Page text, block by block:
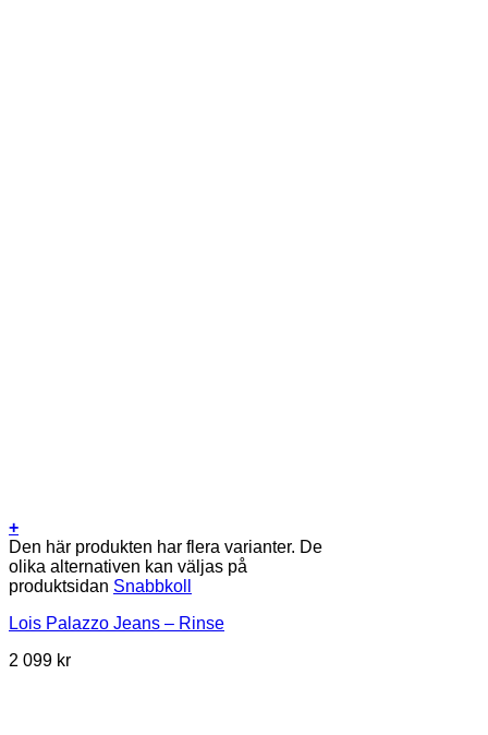
+
Den här produkten har flera varianter. De
olika alternativen kan väljas på
produktsidan Snabbkoll
Lois Palazzo Jeans – Rinse
2 099 kr